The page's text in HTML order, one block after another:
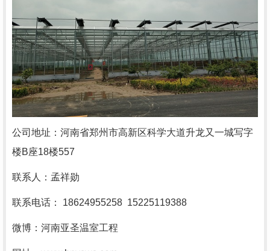
公司地址：河南省郑州市高新区科学大道升龙又一城写字
楼B座18楼557
联系人：孟祥勋
联系电话： 18624955258 15225119388
微博：河南亚圣温室工程